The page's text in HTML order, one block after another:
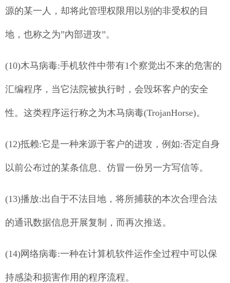
源的某一人，却将此管理权限用以别的非受权的目
地，也称之为”內部进攻”。
(10)木马病毒:手机软件中带有1个察觉出不来的危害的
汇编程序，当它法院被执行时，会毁坏客户的安全
性。这类程序运行称之为木马病毒(TrojanHorse)。
(12)抵赖:它是一种来源于客户的进攻，例如:否定自身
以前公布过的某条信息、仿冒一份另一方写信等。
(13)播放:出自于不法目地，将所捕获的本次合理合法
的通讯数据信息开展复制，而再次推送。
(14)网络病毒:一种在计算机软件运作全过程中可以保
持感染和损害作用的程序流程。